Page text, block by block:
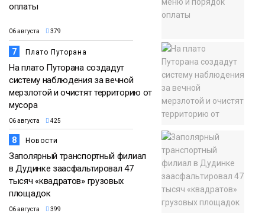
оплаты
06 августа 379
7 Плато Путорана
На плато Путорана создадут
систему наблюдения за вечной
мерзлотой и очистят территорию от
мусора
06 августа 425
8 Новости
Заполярный транспортный филиал
в Дудинке заасфальтировал 47
тысяч «квадратов» грузовых
площадок
06 августа 399